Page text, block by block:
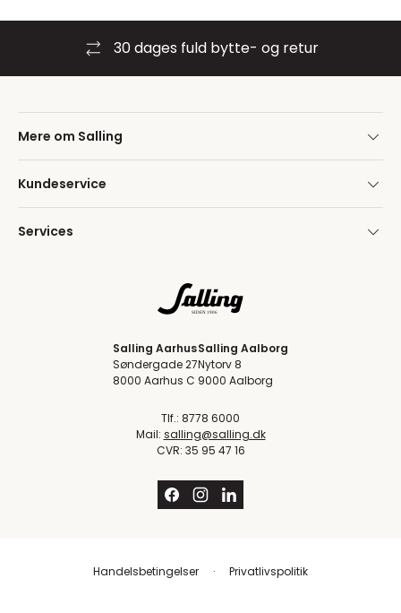
30 dages fuld bytte- og retur
Mere om Salling
Kundeservice
Services
Salling Aarhus
Søndergade 27
8000 Aarhus C
Salling Aalborg
Nytorv 8
9000 Aalborg
Tlf.: 8778 6000
Mail: salling@salling.dk
CVR: 35 95 47 16
Handelsbetingelser Privatlivspolitik